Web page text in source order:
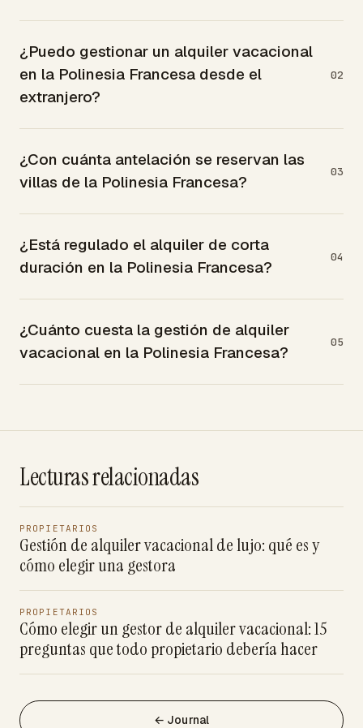
¿Puedo gestionar un alquiler vacacional
en la Polinesia Francesa desde el
extranjero?
02
¿Con cuánta antelación se reservan las
villas de la Polinesia Francesa?
03
¿Está regulado el alquiler de corta
duración en la Polinesia Francesa?
04
¿Cuánto cuesta la gestión de alquiler
vacacional en la Polinesia Francesa?
05
Lecturas relacionadas
PROPIETARIOS
Gestión de alquiler vacacional de lujo: qué es y
cómo elegir una gestora
PROPIETARIOS
Cómo elegir un gestor de alquiler vacacional: 15
preguntas que todo propietario debería hacer
← Journal